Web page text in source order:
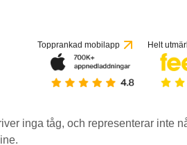
Topprankad mobilapp Helt
inga tåg, och representerar inte